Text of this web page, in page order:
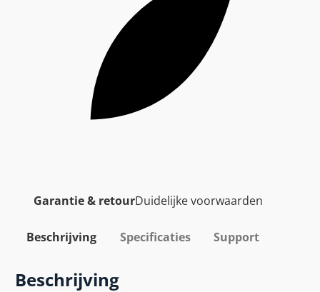
Garantie & retourDuidelijke voorwaarden
Beschrijving Specificaties Support
Beschrijving